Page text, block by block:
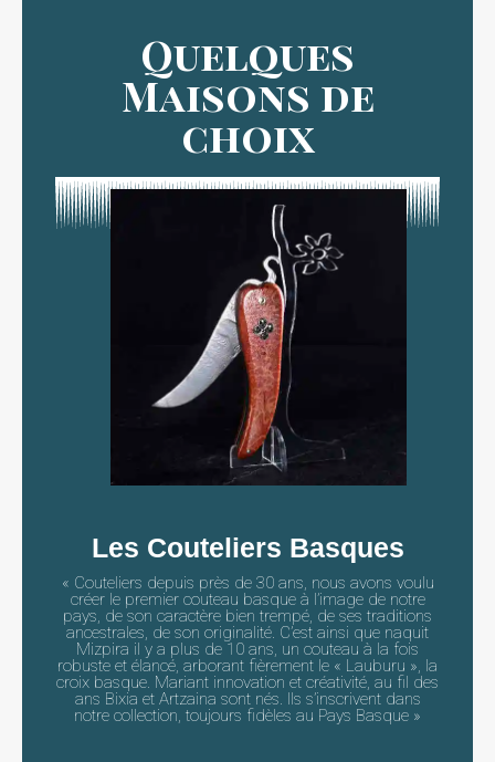
Quelques
Maisons de
choix
Les Couteliers Basques
« Couteliers depuis près de 30 ans, nous avons voulu
créer le premier couteau basque à l’image de notre
pays, de son caractère bien trempé, de ses traditions
ancestrales, de son originalité. C’est ainsi que naquit
Mizpira il y a plus de 10 ans, un couteau à la fois
robuste et élancé, arborant fièrement le « Lauburu », la
croix basque. Mariant innovation et créativité, au fil des
ans Bixia et Artzaina sont nés. Ils s’inscrivent dans
notre collection, toujours fidèles au Pays Basque »